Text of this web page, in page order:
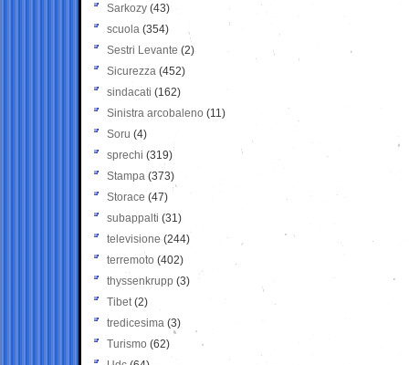
Sarkozy (43)
scuola (354)
Sestri Levante (2)
Sicurezza (452)
sindacati (162)
Sinistra arcobaleno (11)
Soru (4)
sprechi (319)
Stampa (373)
Storace (47)
subappalti (31)
televisione(244)
terremoto (402)
thyssenkrupp (3)
Tibet(2)
tredicesima (3)
Turismo (62)